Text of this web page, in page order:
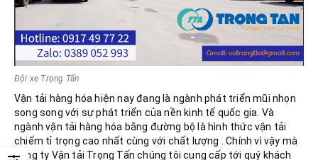
Đội xe Trọng Tấn
Vận tải hàng hóa hiện nay đang là ngành phát triển mũi nhọn
song song với sự phát triển của nền kinh tế quốc gia. Và
ngành vận tải hàng hóa bằng đường bộ là hình thức vận tải
chiếm tỉ trọng cao nhất cùng với chất lượng . Chính vì vậy mà
công ty Vận tải Trọng Tấn chúng tôi cung cấp tới quý khách